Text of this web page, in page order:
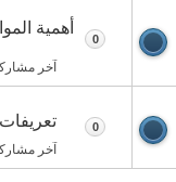
أهمية
آخر
0
آخر
0